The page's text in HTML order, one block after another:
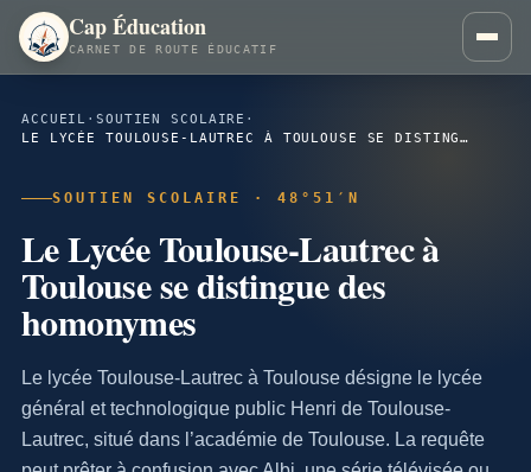
Cap Éducation
CARNET DE ROUTE ÉDUCATIF
ACCUEIL ·SOUTIEN SCOLAIRE ·
LE LYCÉE TOULOUSE-LAUTREC À TOULOUSE SE DISTINGUE DES HOMONYMES
SOUTIEN SCOLAIRE · 48°51′N
Le Lycée Toulouse-Lautrec à
Toulouse se distingue des
homonymes
Le lycée Toulouse-Lautrec à Toulouse désigne le lycée
général et technologique public Henri de Toulouse-
Lautrec, situé dans l’académie de Toulouse. La requête